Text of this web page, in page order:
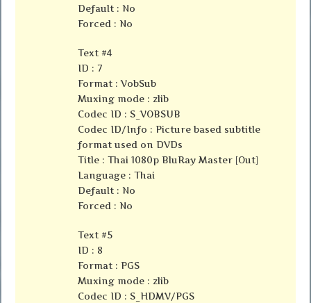
Default : No
Forced : No
Text #4
ID : 7
Format : VobSub
Muxing mode : zlib
Codec ID : S_VOBSUB
Codec ID/Info : Picture based subtitle
format used on DVDs
Title : Thai 1080p BluRay Master [Out]
Language : Thai
Default : No
Forced : No
Text #5
ID : 8
Format : PGS
Muxing mode : zlib
Codec ID : S_HDMV/PGS